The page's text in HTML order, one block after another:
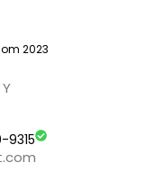
2023
9315